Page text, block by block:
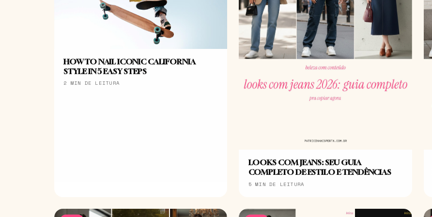
HOW TO NAIL ICONIC CALIFORNIA
STYLE IN 5 EASY STEPS
2 MIN DE LEITURA
LOOKS COM JEANS: SEU GUIA
COMPLETO DE ESTILO E TENDÊNCIAS
5 MIN DE LEITURA